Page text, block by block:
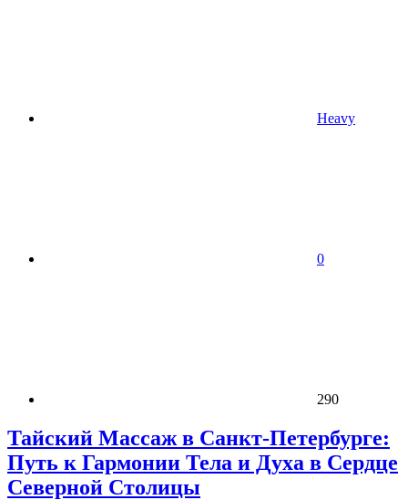
Heavy
0
290
Тайский Массаж в Санкт-Петербурге:
Путь к Гармонии Тела и Духа в Сердце
Северной Столицы